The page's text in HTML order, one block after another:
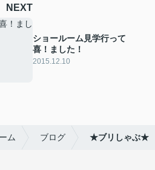
NEXT
ショールーム見学行って
喜！ました！
2015.12.10
ム ブログ ★ブリしゃぶ★